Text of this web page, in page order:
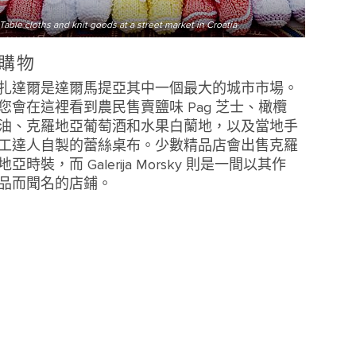
Table cloths and knit goods at a street market in Croatia
物
達爾是達爾馬提亞其中一個最大的城市市場。
會在這裡看到農民售賣鹽味 Pag 芝士、橄欖
、克羅地亞葡萄酒和水果白蘭地，以及當地手
達人自製的蕾絲桌布。少數精品店會出售克羅
亞時裝，而 Galerija Morsky 則是一間以其作
而聞名的店鋪。